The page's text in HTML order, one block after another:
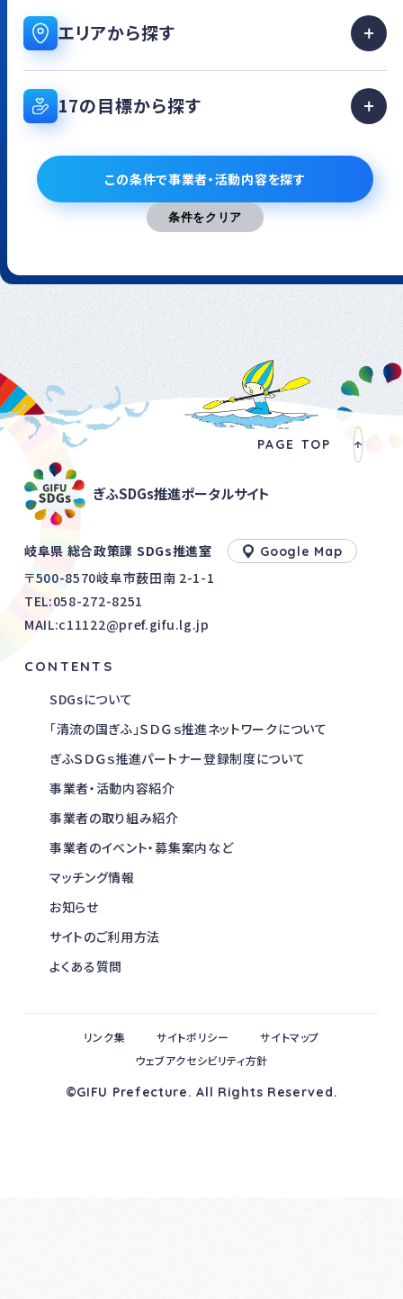
エリアから探す
17の目標から探す
この条件で事業者・活動内容を探す
PAGE TOP
ぎふSDGs推進ポータルサイト
岐阜県 総合政策課 SDGs推進室 Google Map
〒500-8570岐阜市薮田南 2-1-1
TEL:058-272-8251
MAIL:c11122@pref.gifu.lg.jp
CONTENTS
SDGsについて
「清流の国ぎふ」ＳＤＧｓ推進ネットワークについて
ぎふＳＤＧｓ推進パートナー登録制度について
事業者・活動内容紹介
事業者の取り組み紹介
事業者のイベント・募集案内など
マッチング情報
お知らせ
サイトのご利用方法
よくある質問
©GIFU Prefecture. All Rights Reserved.
リンク集 サイトポリシー
サイトマップ
ウェブアクセシビリティ方針